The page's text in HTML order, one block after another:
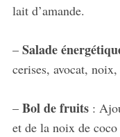
lait d’amande.
– Salade
cerises, avocat,
– Bol de fruits:
et de la noix de